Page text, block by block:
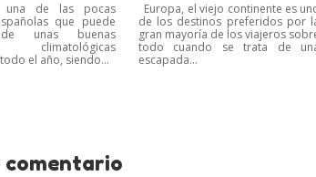
una de las pocas
que puede
unas buenas
climatológicas
el año, siendo...
Europa, el viejo continente es
de los destinos preferidos por
gran mayoría de los viajeros
todo cuando se trata de
escapada...
comentario